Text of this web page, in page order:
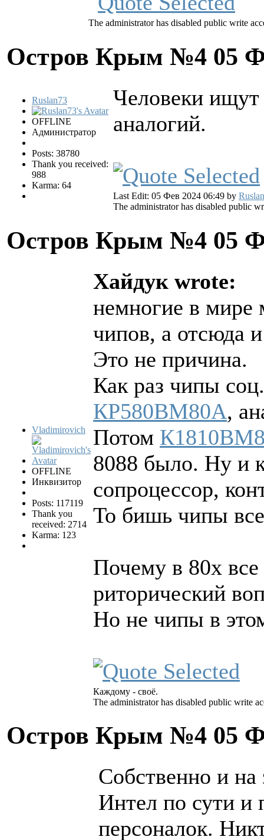
The administrator has disabled public write
Остров Крым №4 05
Ruslan73
OFFLINE
Администратор
Posts: 38780
Thank you received:
988
Karma: 64
Человеки ищут
аналогий.
Last Edit: 05 Фев 2024 06:49 by
The administrator has disabled public
Остров Крым №4 05
Vladimirovich
OFFLINE
Инквизитор
Posts: 117119
Thank you
received: 2714
Karma: 123
Хайдук wrote:
немногие в мире
чипов, а отсюда
Это не причина.
Как раз чипы
КР580ВМ80А,
Потом
8088 было. Ну и
сопроцессор,
То бишь чипы
Почему в 80х
риторический
Но не чипы в
Каждому - своё.
The administrator has disabled public write
Остров Крым №4 05
Собственно и на
Интел по сути и
персоналок.